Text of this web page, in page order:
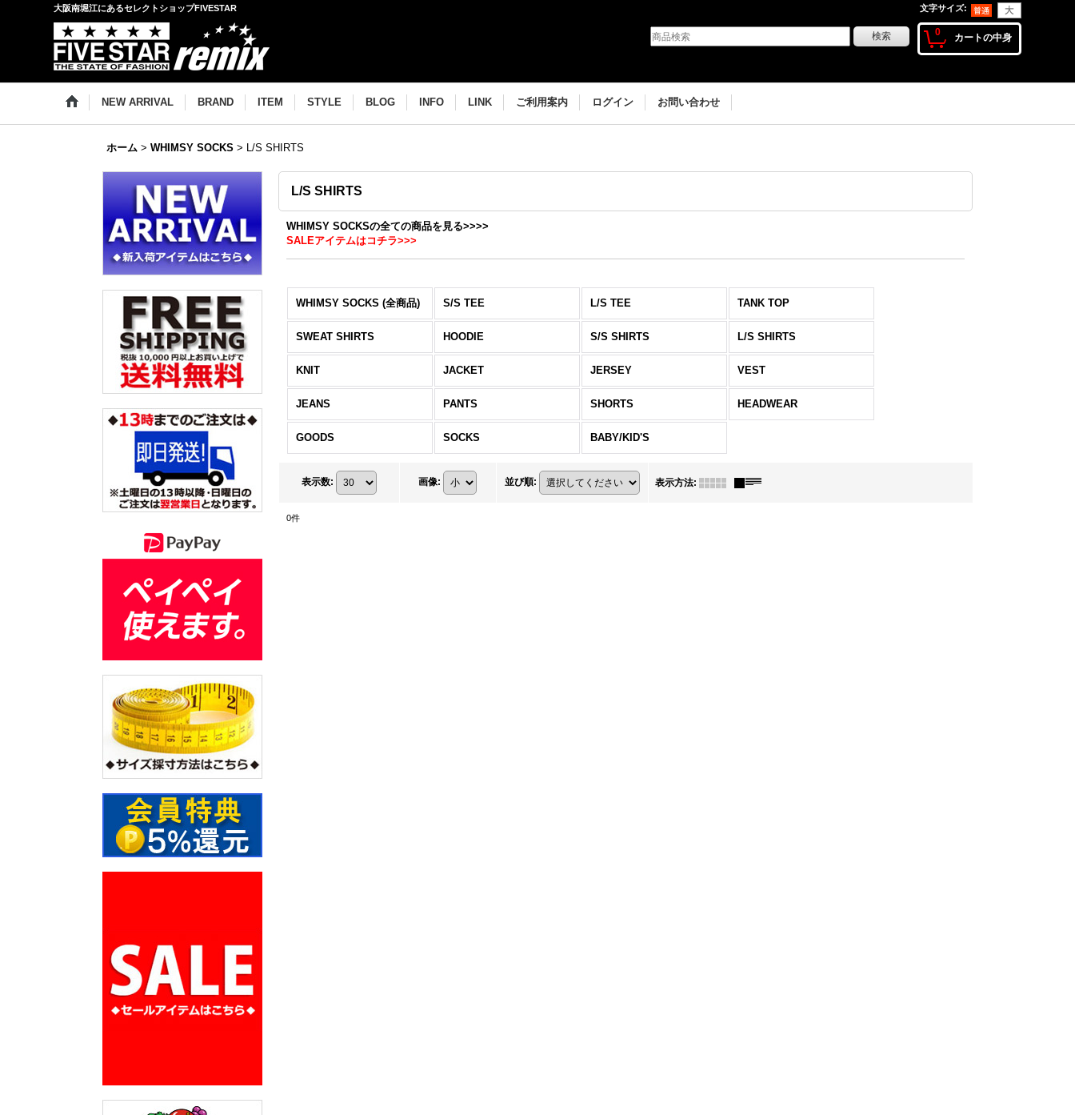
大阪南堀江にあるセレクトショップFIVESTAR 文字サイズ:
0 カートの中身
NEW ARRIVAL BRAND ITEM STYLE BLOG INFO LINK ご利用案内 ログイン お問い合わせ
ホーム > WHIMSY SOCKS > L/S SHIRTS
L/S SHIRTS
WHIMSY SOCKSの全ての商品を見る>>>>
SALEアイテムはコチラ>>>
WHIMSY SOCKS (全商品) S/S TEE L/S TEE TANK TOP
SWEAT SHIRTS HOODIE S/S SHIRTS L/S SHIRTS
KNIT JACKET JERSEY VEST
JEANS PANTS SHORTS HEADWEAR
GOODS SOCKS BABY/KID'S
表示数: 画像: 並び順: 表示方法:
0件